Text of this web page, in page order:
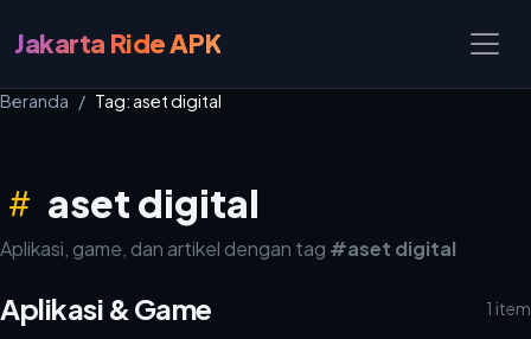
Jakarta Ride APK
Beranda Tag: aset digital
aset digital
Aplikasi, game, dan artikel dengan tag #aset digital
Aplikasi & Game 1 item